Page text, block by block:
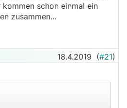
schon einmal ein
zusammen...
18.4.2019 (#21)